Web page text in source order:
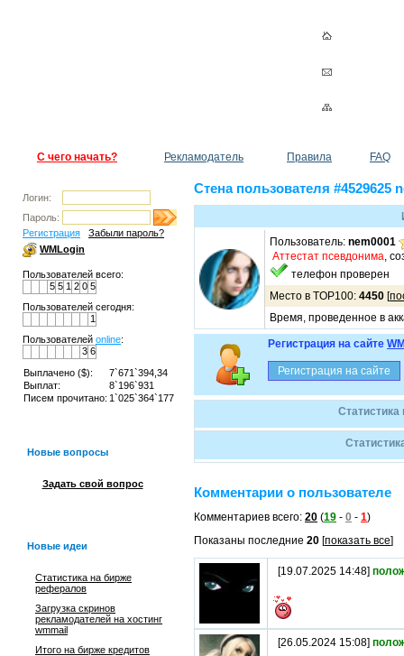
С чего начать? Рекламодатель Правила FAQ
Логин:
Пароль:
Регистрация
Забыли пароль?
WMLogin
Пользователей всего:
5 5 1 2 0 5
Пользователей сегодня:
1
Пользователей online:
3 6
Выплачено ($):
7`671`394,34
Выплат:
8`196`931
Писем прочитано: 1`025`364`177
Новые вопросы
Задать свой вопрос
Новые идеи
Статистика на бирже
рефералов
Загрузка скринов
рекламодателей на хостинг
wmmail
Итого на бирже кредитов
Стена пользователя #4529625
Пользователь: nem0001
Аттестат псевдонима,
телефон проверен
Место в TOP100: 4450 [
Время, проведенное в
Регистрация на сайте
Комментарии о пользователе
Комментариев всего: 20 (19 - 0 - 1)
Показаны последние 20 [показать все]
[19.07.2025 14:48]
[26.05.2024 15:08]